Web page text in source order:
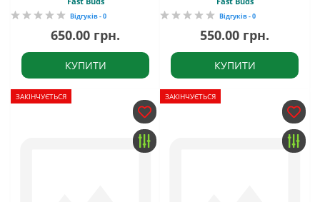
Відгуків - 0
650.00 грн.
КУПИТИ
Відгуків - 0
550.00 грн.
КУПИТИ
ЗАКІНЧУЄТЬСЯ ЗАКІНЧУЄТЬСЯ